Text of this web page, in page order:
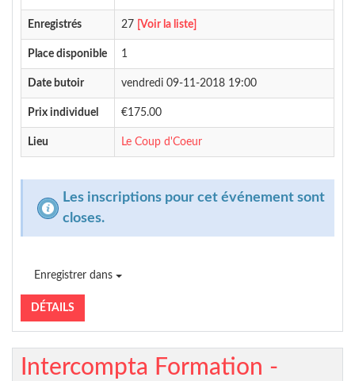
Enregistrés 27 [Voir la liste]
Place disponible 1
Date butoir vendredi 09-11-2018 19:00
Prix individuel €175.00
Lieu Le Coup d'Coeur
Les inscriptions pour cet événement sont
closes.
Enregistrer dans
DÉTAILS
Intercompta Formation -